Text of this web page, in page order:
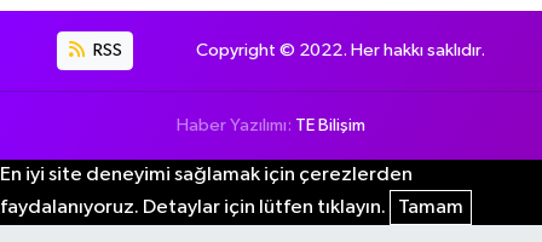
RSS Copyright © 2022. Her hakkı saklıdır.
Haber Yazılımı: TE Bilişim
En iyi site deneyimi sağlamak için çerezlerden
faydalanıyoruz. Detaylar için lütfen tıklayın.
Tamam